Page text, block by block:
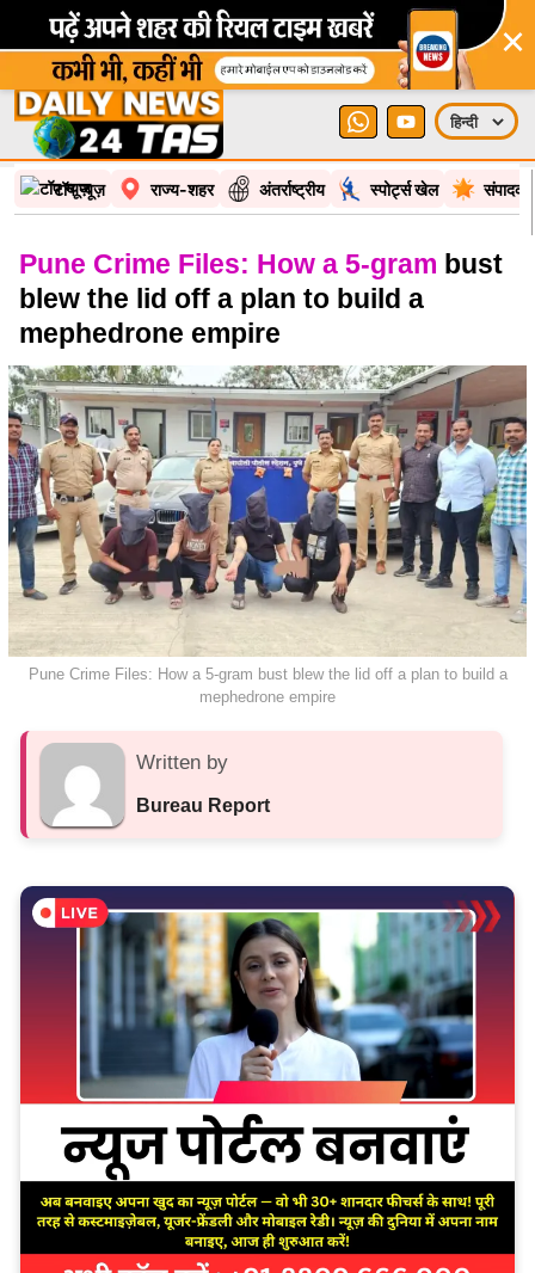
×
टॉप न्यूज़ राज्य-शहर अंतर्राष्ट्रीय स्पोर्ट्स खेल
Pune Crime Files: How a 5-gram bust
blew the lid off a plan to build a
mephedrone empire
Pune Crime Files: How a 5-gram bust blew the lid off a plan to build a
mephedrone empire
Written by
Bureau Report